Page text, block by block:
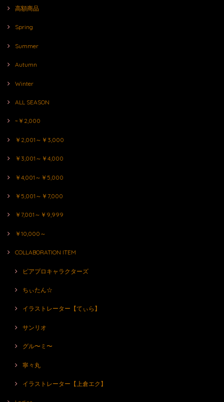
高額商品
Spring
Summer
Autumn
Winter
ALL SEASON
~￥2,000
￥2,001～￥3,000
￥3,001～￥4,000
￥4,001～￥5,000
￥5,001～￥7,000
￥7,001～￥9,999
￥10,000～
COLLABORATION ITEM
ピアプロキャラクターズ
ちぃたん☆
イラストレーター【てぃら】
サンリオ
グル〜ミ〜
寧々丸
イラストレーター【上倉エク】